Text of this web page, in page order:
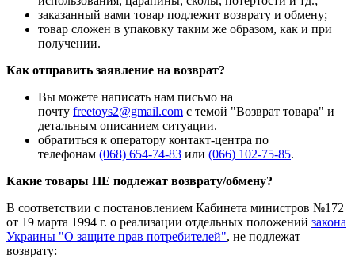
заказанный вами товар подлежит возврату и обмену;
товар сложен в упаковку таким же образом, как и при
получении.
Как отправить заявление на возврат?
Вы можете написать нам письмо на
почту freetoys2@gmail.com c темой "Возврат товара" и
детальным описанием ситуации.
обратиться к оператору контакт-центра по
телефонам (068) 654-74-83 или (066) 102-75-85.
Какие товары НЕ подлежат возврату/обмену?
В соответствии с постановлением Кабинета министров №172
от 19 марта 1994 г. о реализации отдельных положений закона
Украины "О защите прав потребителей", не подлежат
возврату: